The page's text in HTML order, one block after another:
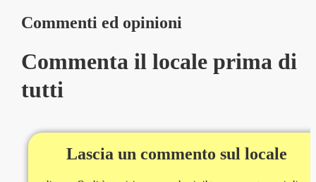
Commenti ed opinioni
Commenta il locale prima di
tutti
Lascia un commento sul locale